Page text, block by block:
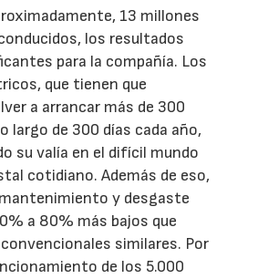
13 millones
los resultados
para la compañía. Los
que tienen que
a arrancar más de 300
largo de 300 días cada año,
su valía en el difícil mundo
cotidiano. Además de eso,
y desgaste
a 80% más bajos que
similares. Por
de los 5.000